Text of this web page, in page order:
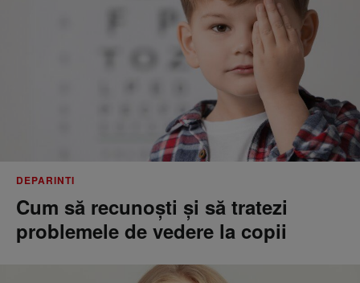
DEPARINTI
Cum să recunoști și să tratezi
problemele de vedere la copii